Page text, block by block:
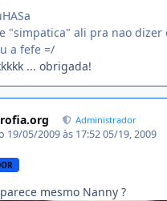
"simpatica" ali pra nao dizer
a fefe =/
... obrigada!
Administrador
19/05/2009 às 17:5205/19, 2009
mesmo Nanny ?